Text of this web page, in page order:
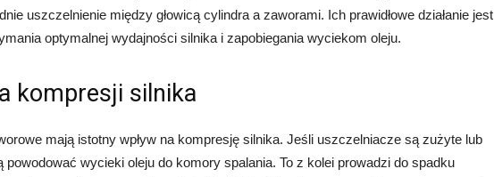
uszczelnienie między głowicą cylindra a zaworami. Ich prawidłowe działanie jest
optymalnej wydajności silnika i zapobiegania wyciekom oleju.
kompresji silnika
mają istotny wpływ na kompresję silnika. Jeśli uszczelniacze są zużyte lub
powodować wycieki oleju do komory spalania. To z kolei prowadzi do spadku